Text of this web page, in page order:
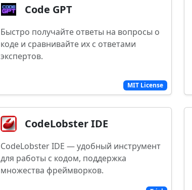
MIT License
Code GPT
Быстро получайте ответы на вопросы о
коде и сравнивайте их с ответами
экспертов.
CodeLobster IDE
CodeLobster IDE — удобный инструмент
для работы с кодом, поддержка
множества фреймворков.